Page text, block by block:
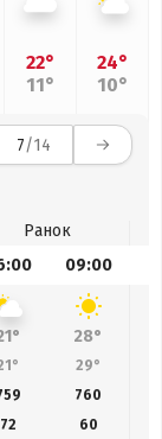
22°
11°
24°
10°
7/14
Ранок
09:00
28°
29°
760
72 60